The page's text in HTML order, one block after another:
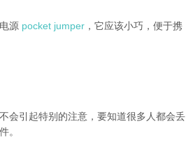
源 pocket jumper ，它应该小巧，便于携
会引起特别的注意，要知道很多人都会丢
。